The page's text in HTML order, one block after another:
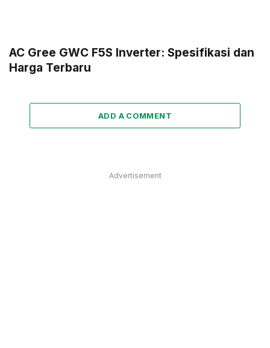
AC Gree GWC F5S Inverter: Spesifikasi dan
Harga Terbaru
ADD A COMMENT
Advertisement